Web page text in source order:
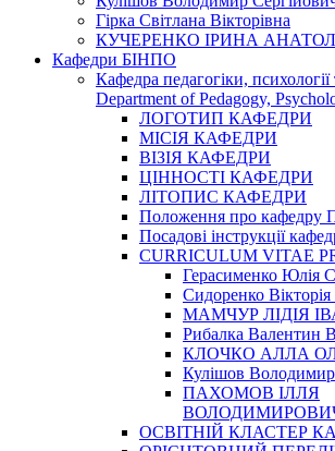
Гірка Світлана Вікторівна
КУЧЕРЕНКО ІРИНА
Кафедри БІНПО
Кафедра педагогіки,
Department of Pedagogy,
ЛОГОТИП КАФЕДРИ
МІСІЯ КАФЕДРИ
ВІЗІЯ КАФЕДРИ
ЦІННОСТІ КАФЕДРИ
ЛІТОПИС КАФЕДРИ
Положення про кафедру
Посадові інструкції
CURRICULUM VITAE
Герасименко Юлія
Сидоренко Вікторія
МАМЧУР ЛІДІЯ
Рибалка Валентин
КЛОЧКО АЛЛА
Кулішов
ПАХОМОВ ІЛЛЯ
ОСВІТНІЙ КЛАСТЕР